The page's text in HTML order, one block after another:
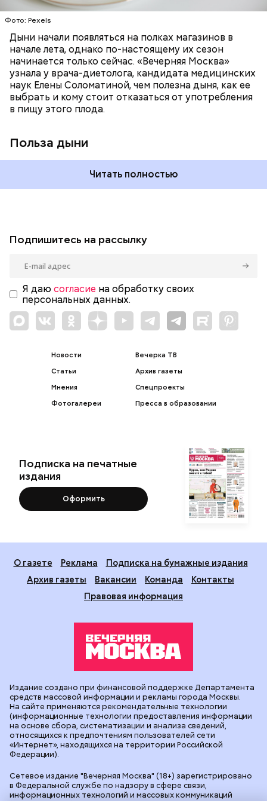
Фото: Pexels
Дыни начали появляться на полках магазинов в
начале лета, однако по-настоящему их сезон
начинается только сейчас. «Вечерняя Москва»
узнала у врача-диетолога, кандидата медицинских
наук Елены Соломатиной, чем полезна дыня, как ее
выбрать и кому стоит отказаться от употребления
в пищу этого плода.
Польза дыни
калий — оказывает мочегонное действие,
поддерживает сердечно-сосудистую
систему и предотвращает скачки давления;
магний — помогает калию и не дает сосудам
спазмироваться.
Читать полностью
Подпишитесь на рассылку
Я даю согласие на обработку своих
персональных данных.
Новости
Статьи
Мнения
Фотогалереи
Вечерка ТВ
Архив газеты
Спецпроекты
Пресса в образовании
Подписка на печатные
издания
Оформить
О газете Реклама
Подписка на бумажные издания
Архив газеты
Вакансии Команда
Контакты
Правовая информация
Сетевое издание "Вечерняя Москва" (18+) зарегистрировано
в Федеральной службе по надзору в сфере связи,
информационных технологий и массовых коммуникаций
Издание создано при финансовой поддержке Департамента
средств массовой информации и рекламы города Москвы.
На сайте применяются рекомендательные технологии
(информационные технологии предоставления информации
на основе сбора, систематизации и анализа сведений,
относящихся к предпочтениям пользователей сети
«Интернет», находящихся на территории Российской
Федерации).